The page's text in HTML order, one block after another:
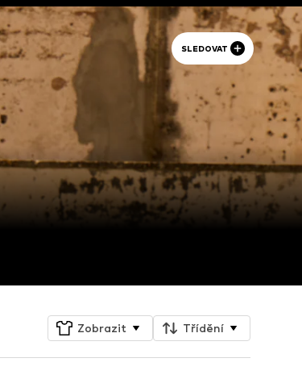
SLEDOVAT
Zobrazit Třídění